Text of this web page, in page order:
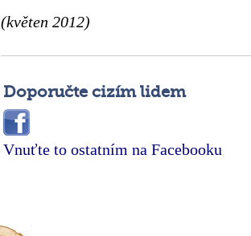
(květen 2012)
Doporučte cizím lidem
Vnuťte to ostatním na Facebooku